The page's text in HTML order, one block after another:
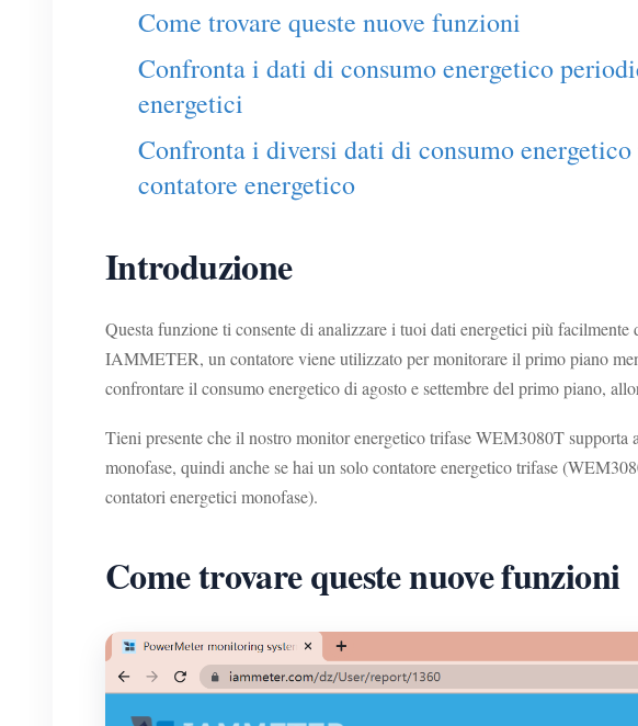
Come trovare queste nuove funzioni
Confronta i dati di consumo energetico
energetici
Confronta i diversi dati di consumo
contatore energetico
Introduzione
Questa funzione ti consente di analizzare i tuoi dati energetici più
IAMMETER, un contatore viene utilizzato per monitorare il primo piano
confrontare il consumo energetico di agosto e settembre del primo piano,
Tieni presente che il nostro monitor energetico trifase WEM3080T
monofase, quindi anche se hai un solo contatore energetico trifase
contatori energetici monofase).
Come trovare queste nuove funzioni